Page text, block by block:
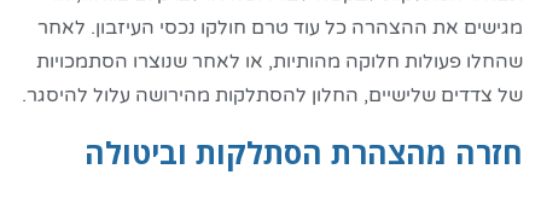
מגישים את ההצהרה כל עוד טרם חולקו נכסי העיזבון. לאחר
שהחלו פעולות חלוקה מהותיות, או לאחר שנוצרו הסתמכויות
של צדדים שלישיים, החלון להסתלקות מהירושה עלול להיסגר.
חזרה מהצהרת הסתלקות וביטולה